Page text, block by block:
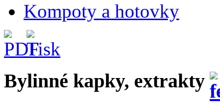
Kompoty a hotovky
Bylinné kapky, extrakty